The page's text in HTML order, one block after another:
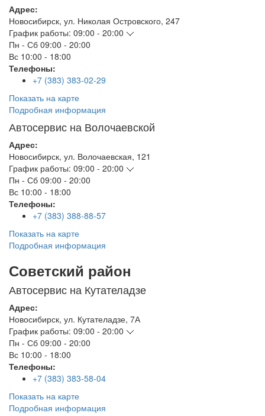
Адрес:
Новосибирск, ул. Николая Островского, 247
График работы: 09:00 - 20:00
Пн - Сб 09:00 - 20:00
Вс 10:00 - 18:00
Телефоны:
+7 (383) 383-02-29
Показать на карте
Подробная информация
Автосервис на Волочаевской
Адрес:
Новосибирск, ул. Волочаевская, 121
График работы: 09:00 - 20:00
Пн - Сб 09:00 - 20:00
Вс 10:00 - 18:00
Телефоны:
+7 (383) 388-88-57
Показать на карте
Подробная информация
Советский район
Автосервис на Кутателадзе
Адрес:
Новосибирск, ул. Кутателадзе, 7А
График работы: 09:00 - 20:00
Пн - Сб 09:00 - 20:00
Вс 10:00 - 18:00
Телефоны:
+7 (383) 383-58-04
Показать на карте
Подробная информация